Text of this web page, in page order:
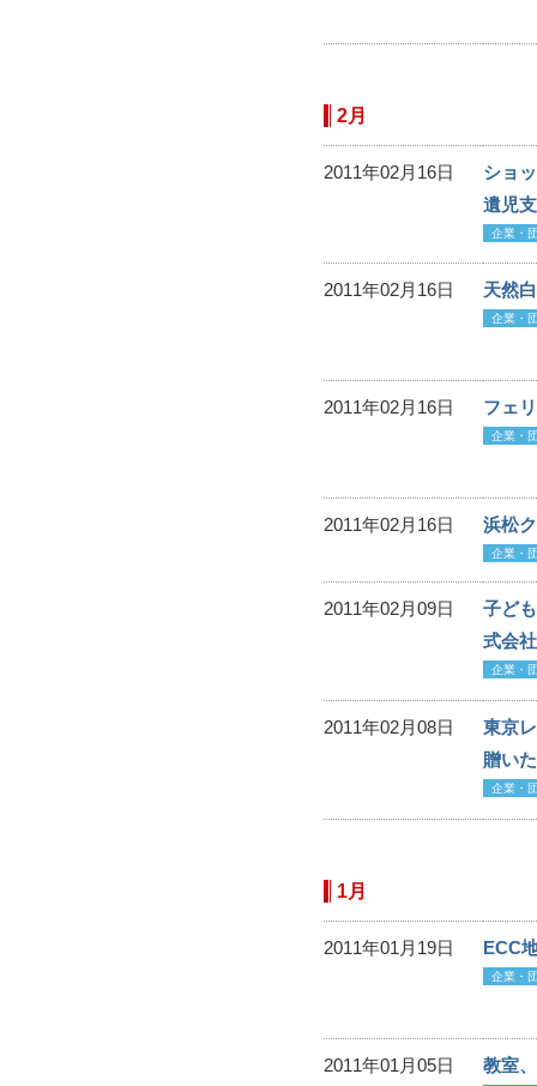
2月
2011年02月16日
ショ
遺児
企業・
2011年02月16日 天然
企業・
2011年02月16日 フェ
企業・
2011年02月16日 浜松
企業・
2011年02月09日
子ど
式会
企業・
2011年02月08日
東京
贈い
企業・
1月
2011年01月19日 ECC
企業・
2011年01月05日 教室